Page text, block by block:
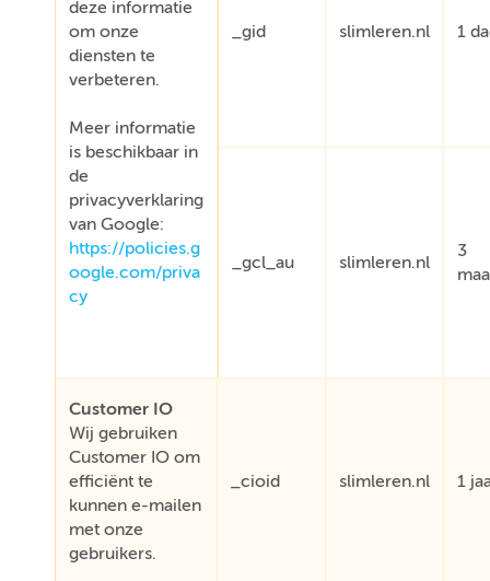
deze informatie
om onze
diensten te
verbeteren.
Meer informatie
is beschikbaar in
de
privacyverklaring
van Google:
https://policies.g
oogle.com/priva
cy
_gid slimleren.nl 1
_gcl_au slimleren.nl
3
Customer IO
Wij gebruiken
Customer IO om
efficiënt te
kunnen e-mailen
met onze
gebruikers.
_cioid slimleren.nl 1